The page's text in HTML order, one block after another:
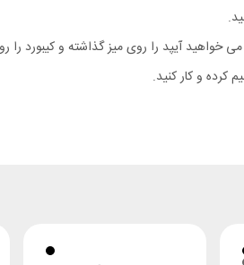
خواهید آیپد را روی میز گذاشته و کیبورد را
کرده و کار کنید.